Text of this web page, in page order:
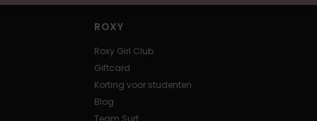
ROXY
Roxy Girl Club
Giftcard
Korting voor studenten
Blog
Team Surf